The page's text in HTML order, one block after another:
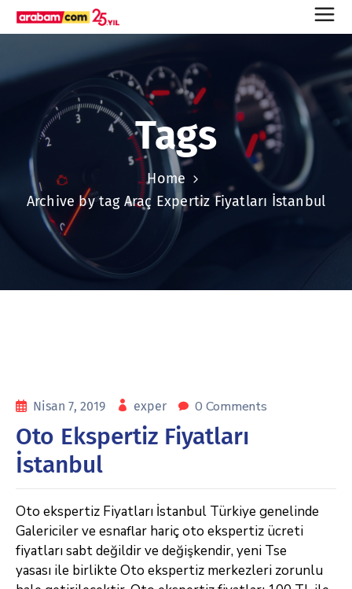
Tags
Home
Archive by tag Araç Expertiz Fiyatları İstanbul
Nisan 7, 2019 exper 0 Comments
Oto Ekspertiz Fiyatları
İstanbul
Oto ekspertiz Fiyatları İstanbul Türkiye genelinde
Galericiler ve esnaflar hariç oto ekspertiz ücreti
fiyatları sabt değildir ve değişkendir, yeni Tse
yasası ile birlikte Oto ekspertiz merkezleri zorunlu